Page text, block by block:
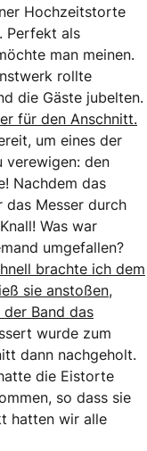
Hochzeitstorte
Perfekt als
man meinen.
rollte
die Gäste jubelten.
für den Anschnitt.
um eines der
verewigen: den
Nachdem das
das Messer durch
Was war
umgefallen?
brachte ich dem
sie anstoßen,
Band das
wurde zum
dann nachgeholt.
die Eistorte
so dass sie
hatten wir alle